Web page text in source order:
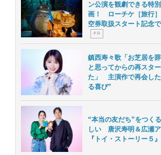
ン公演を観劇できる特
画！ ローチケ［旅行
空券取扱スタート記念
P R
鎮西寿々歌「お芝居を
と思ってからの再スタ
た」 主演作で再会し
る喜び”
“本当の友だち”をつく
しい 唐沢寿明＆広瀬
『トイ・ストーリー５